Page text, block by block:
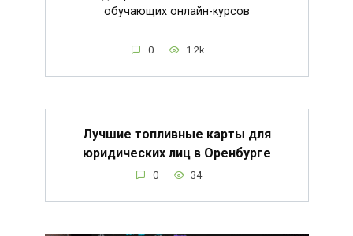
обучающих онлайн-курсов
0 1.2k.
Лучшие топливные карты для
юридических лиц в Оренбурге
0 34